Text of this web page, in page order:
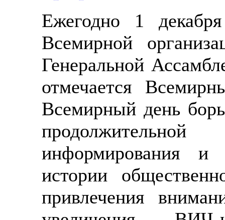
Ежегодно 1
Всемирной
Генеральной
отмечается
Всемирный день
информирования и
истории
привлечения